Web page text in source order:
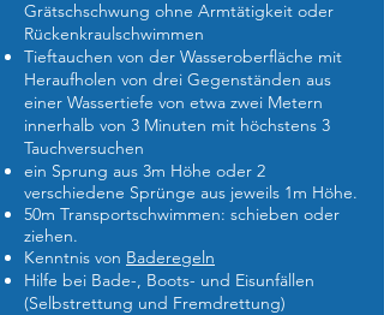
Grätschschwung ohne Armtätigkeit oder
Rückenkraulschwimmen
Tieftauchen von der Wasseroberfläche mit
Heraufholen von drei Gegenständen aus
einer Wassertiefe von etwa zwei Metern
innerhalb von 3 Minuten mit höchstens 3
Tauchversuchen
ein Sprung aus 3m Höhe oder 2
verschiedene Sprünge aus jeweils 1m Höhe.
50m Transportschwimmen: schieben oder
ziehen.
Kenntnis von Baderegeln
Hilfe bei Bade-, Boots- und Eisunfällen
(Selbstrettung und Fremdrettung)